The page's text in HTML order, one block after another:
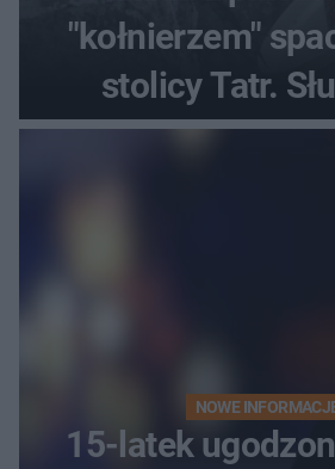
"kołnierzem"
stolicy Tatr.
NOWE
15-latek